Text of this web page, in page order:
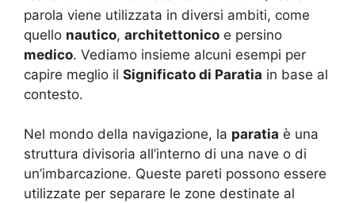
parola viene utilizzata in diversi ambiti, come
quello nautico, architettonico e persino
medico. Vediamo insieme alcuni esempi per
capire meglio il Significato di Paratia in base al
contesto.
Nel mondo della navigazione, la paratia è una
struttura divisoria all’interno di una nave o di
un’imbarcazione. Queste pareti possono essere
utilizzate per separare le zone destinate al